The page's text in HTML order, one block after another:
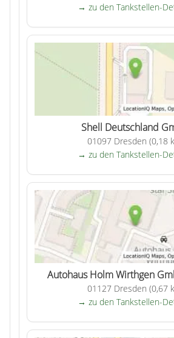
→ zu den Tankstellen-
Shell Deutschland
01097 Dresden (0,18
→ zu den Tankstellen-
Autohaus Holm Wirthgen
01127 Dresden (0,67
→ zu den Tankstellen-